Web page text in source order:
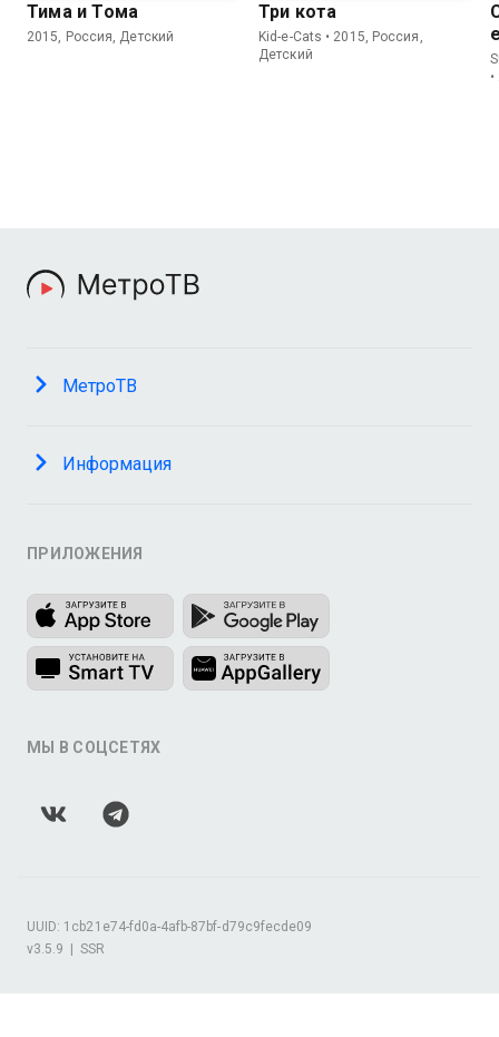
Тима и Тома
2015, Россия, Детский
Три кота
Kid-e-Cats • 2015, Россия,
Детский
МетроТВ
Информация
ПРИЛОЖЕНИЯ
МЫ В СОЦСЕТЯХ
v3.5.9 SSR
UUID: 1cb21e74-fd0a-4afb-87bf-d79c9fecde09